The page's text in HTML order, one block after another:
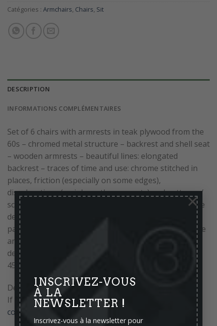
INSCRIVEZ-VOUS
À LA
NEWSLETTER !
Inscrivez-vous à la newsletter pour
×
Catégories : Armchairs, Chairs, Sit
DESCRIPTION
INFORMATIONS COMPLÉMENTAIRES
Set of 6 chairs with armrests in teak plywood from the
60s – chromed metal structure – backrest and shell seat
– wooden armrests – beautiful lines: elongated
backrest – traces of time and use: chrome stitched in
places, friction (especially on some edges),
discolorations (mainly on the armrests) and patterns /
scratches from use – good general condition for these
designer armchairs, stackable, stable and solid – nice
patina – beautiful presence! – is perfect for both home
and office. Case to seize – {seat height: 40cm – seat
depth: 40cm – height: 84cm – width: 55cm – depth:
45cm}
Delivery possible
If you have any questions before your purchase,
contact us